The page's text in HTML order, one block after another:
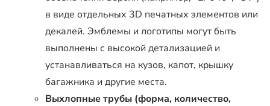
в виде отдельных 3D печатных элементов или
декалей. Эмблемы и логотипы могут быть
выполнены с высокой детализацией и
устанавливаться на кузов, капот, крышку
багажника и другие места.
Выхлопные трубы (форма, количество,